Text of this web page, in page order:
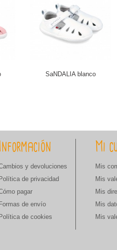
SaNDALIA blanco
Mi
Mis
Mis
Mis
Mis
Mis
y devoluciones
Política de privacidad
pagar
Formas de envío
Política de cookies